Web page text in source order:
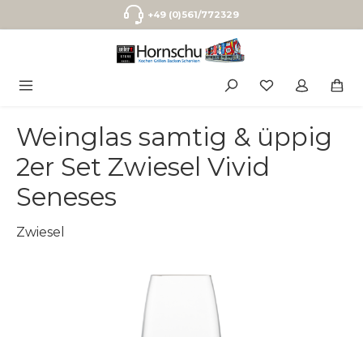
Zum Hauptinhalt springen+49 (0)561/772329
Weinglas samtig & üppig
2er Set Zwiesel Vivid
Seneses
Zwiesel
Bildergalerie überspringen